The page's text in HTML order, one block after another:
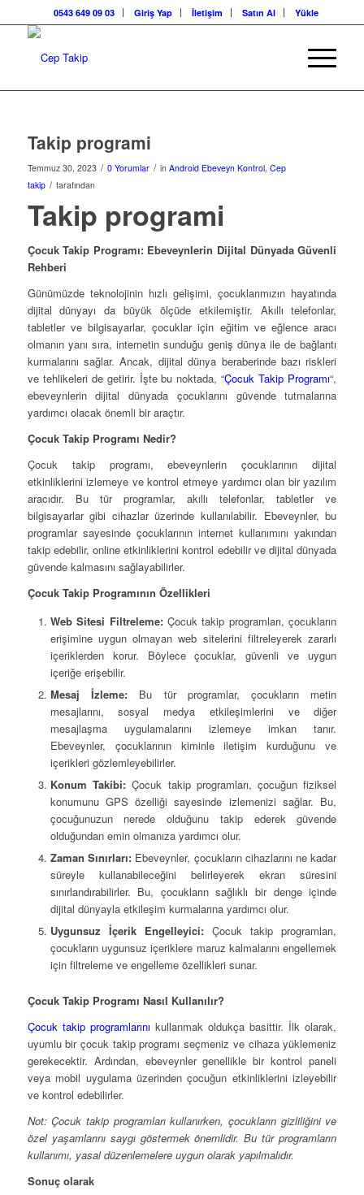
0543 649 09 03 Giriş Yap İletişim Satın Al Yükle
Takip programi
Temmuz 30, 2023 / 0 Yorumlar / in Android Ebeveyn Kontrol, Cep
takip / tarafından
Takip programi
Çocuk Takip Programı: Ebeveynlerin Dijital Dünyada Güvenli
Rehberi
Günümüzde teknolojinin hızlı gelişimi, çocuklarımızın hayatında
dijital dünyayı da büyük ölçüde etkilemiştir. Akıllı telefonlar,
tabletler ve bilgisayarlar, çocuklar için eğitim ve eğlence aracı
olmanın yanı sıra, internetin sunduğu geniş dünya ile de bağlantı
kurmalarını sağlar. Ancak, dijital dünya beraberinde bazı riskleri
ve tehlikeleri de getirir. İşte bu noktada, “Çocuk Takip Programı“,
ebeveynlerin dijital dünyada çocuklarını güvende tutmalarına
yardımcı olacak önemli bir araçtır.
Çocuk Takip Programı Nedir?
Çocuk takip programı, ebeveynlerin çocuklarının dijital
etkinliklerini izlemeye ve kontrol etmeye yardımcı olan bir yazılım
aracıdır. Bu tür programlar, akıllı telefonlar, tabletler ve
bilgisayarlar gibi cihazlar üzerinde kullanılabilir. Ebeveynler, bu
programlar sayesinde çocuklarının internet kullanımını yakından
takip edebilir, online etkinliklerini kontrol edebilir ve dijital dünyada
güvende kalmasını sağlayabilirler.
Çocuk Takip Programının Özellikleri
Web Sitesi Filtreleme:Çocuk takip programları, çocukların
erişimine uygun olmayan web sitelerini filtreleyerek zararlı
içeriklerden korur. Böylece çocuklar, güvenli ve uygun
içeriğe erişebilir.
Mesaj İzleme:Bu tür programlar, çocukların metin
mesajlarını, sosyal medya etkileşimlerini ve diğer
mesajlaşma uygulamalarını izlemeye imkan tanır.
Ebeveynler, çocuklarının kiminle iletişim kurduğunu ve
içerikleri gözlemleyebilirler.
Konum Takibi:Çocuk takip programları, çocuğun fiziksel
konumunu GPS özelliği sayesinde izlemenizi sağlar. Bu,
çocuğunuzun nerede olduğunu takip ederek güvende
olduğundan emin olmanıza yardımcı olur.
Zaman Sınırları:Ebeveynler, çocukların cihazlarını ne kadar
süreyle kullanabileceğini belirleyerek ekran süresini
sınırlandırabilirler. Bu, çocukların sağlıklı bir denge içinde
dijital dünyayla etkileşim kurmalarına yardımcı olur.
Uygunsuz İçerik Engelleyici:Çocuk takip programları,
çocukların uygunsuz içeriklere maruz kalmalarını engellemek
için filtreleme ve engelleme özellikleri sunar.
Çocuk Takip Programı Nasıl Kullanılır?
Çocuk takip programlarını kullanmak oldukça basittir. İlk olarak,
uyumlu bir çocuk takip programı seçmeniz ve cihaza yüklemeniz
gerekecektir. Ardından, ebeveynler genellikle bir kontrol paneli
veya mobil uygulama üzerinden çocuğun etkinliklerini izleyebilir
ve kontrol edebilirler.
Not: Çocuk takip programları kullanırken, çocukların gizliliğini ve
özel yaşamlarını saygı göstermek önemlidir. Bu tür programların
kullanımı, yasal düzenlemelere uygun olarak yapılmalıdır.
Sonuç olarak